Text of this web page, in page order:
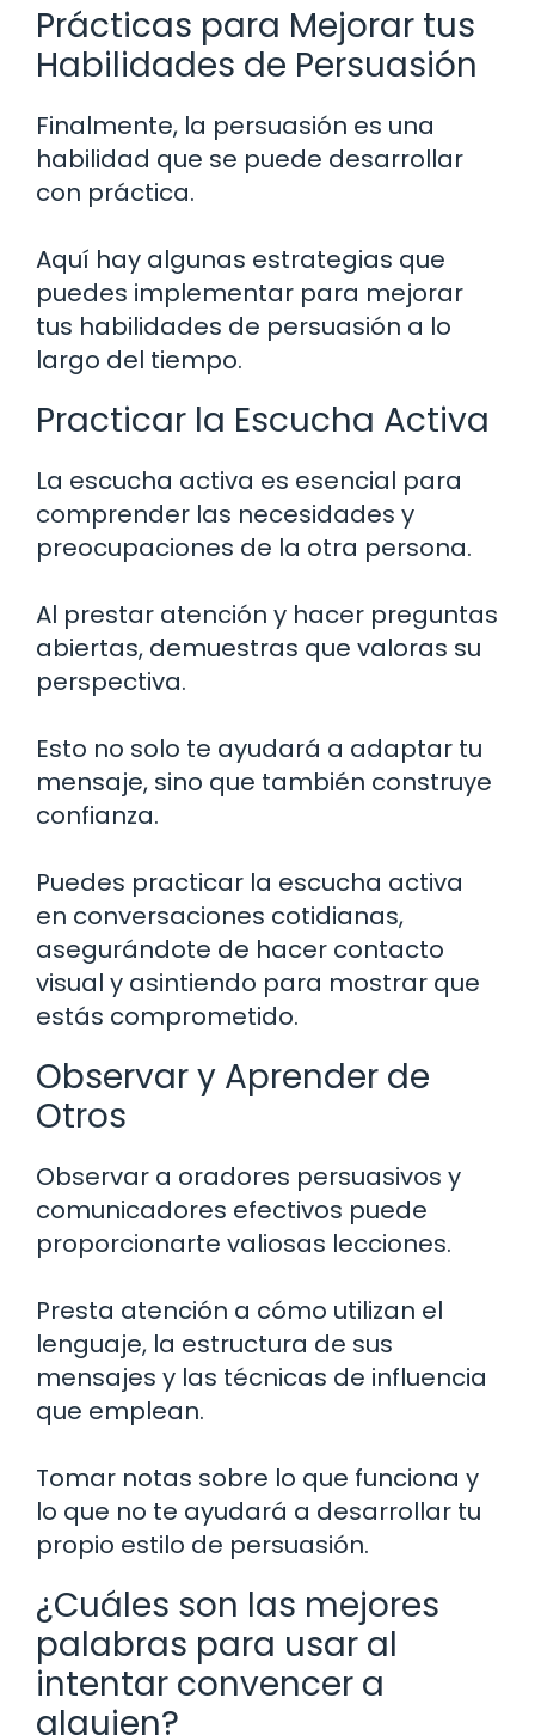
Prácticas para Mejorar tus
Habilidades de Persuasión
Finalmente, la persuasión es una
habilidad que se puede desarrollar
con práctica.
Aquí hay algunas estrategias que
puedes implementar para mejorar
tus habilidades de persuasión a lo
largo del tiempo.
Practicar la Escucha Activa
La escucha activa es esencial para
comprender las necesidades y
preocupaciones de la otra persona.
Al prestar atención y hacer preguntas
abiertas, demuestras que valoras su
perspectiva.
Esto no solo te ayudará a adaptar tu
mensaje, sino que también construye
confianza.
Puedes practicar la escucha activa
en conversaciones cotidianas,
asegurándote de hacer contacto
visual y asintiendo para mostrar que
estás comprometido.
Observar y Aprender de
Otros
Observar a oradores persuasivos y
comunicadores efectivos puede
proporcionarte valiosas lecciones.
Presta atención a cómo utilizan el
lenguaje, la estructura de sus
mensajes y las técnicas de influencia
que emplean.
Tomar notas sobre lo que funciona y
lo que no te ayudará a desarrollar tu
propio estilo de persuasión.
¿Cuáles son las mejores
palabras para usar al
intentar convencer a
alguien?